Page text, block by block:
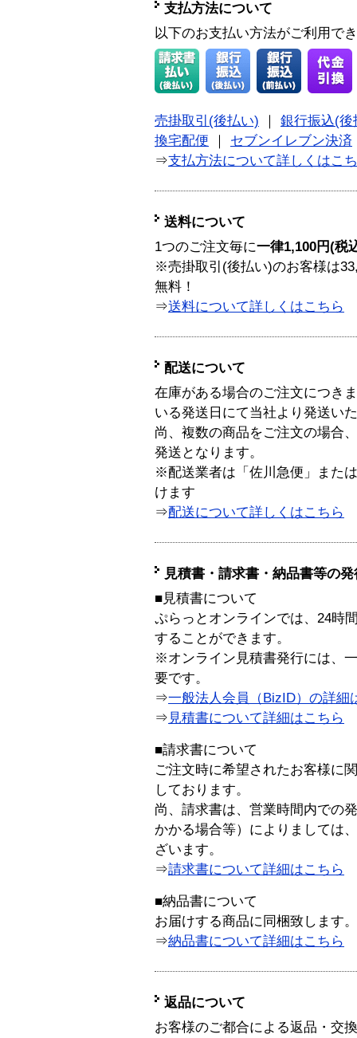
支払方法について
以下のお支払い方法がご利用で
売掛取引(後払い)
銀行振込(後
換宅配便
セブンイレブン決済
⇒支払方法について詳しくはこ
送料について
1つのご注文毎に一律1,100円(税
※売掛取引(後払い)のお客様は
無料！
⇒送料について詳しくはこちら
配送について
在庫がある場合のご注文につき
いる発送日にて当社より発送い
尚、複数の商品をご注文の場合
発送となります。
※配送業者は「佐川急便」また
けます
⇒配送について詳しくはこちら
見積書・請求書・納品書等の
■見積書について
ぷらっとオンラインでは、24時
することができます。
※オンライン見積書発行には、
要です。
⇒一般法人会員（BizID）の詳細
⇒ 見積書について詳細はこちら
■請求書について
ご注文時に希望されたお客様に
しております。
尚、請求書は、営業時間内での
かかる場合等）によりましては
ざいます。
⇒請求書について詳細はこちら
■納品書について
お届けする商品に同梱致します。
⇒納品書について詳細はこちら
返品について
お客様のご都合による返品・交